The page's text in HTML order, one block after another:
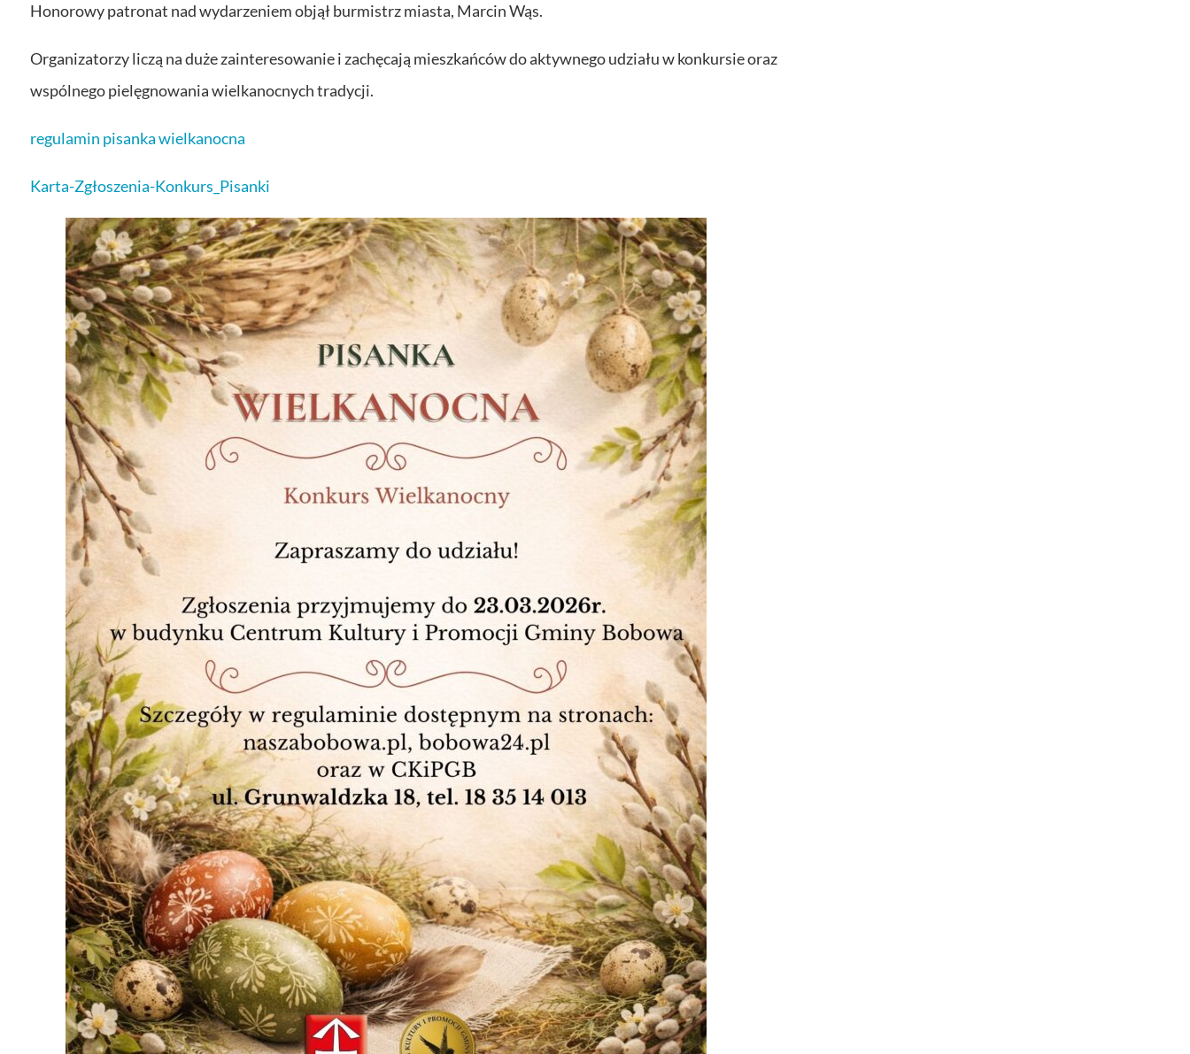
Honorowy patronat nad wydarzeniem objął burmistrz miasta, Marcin Wąs.
Organizatorzy liczą na duże zainteresowanie i zachęcają mieszkańców do aktywnego udziału w konkursie oraz
wspólnego pielęgnowania wielkanocnych tradycji.
regulamin pisanka wielkanocna
Karta-Zgłoszenia-Konkurs_Pisanki